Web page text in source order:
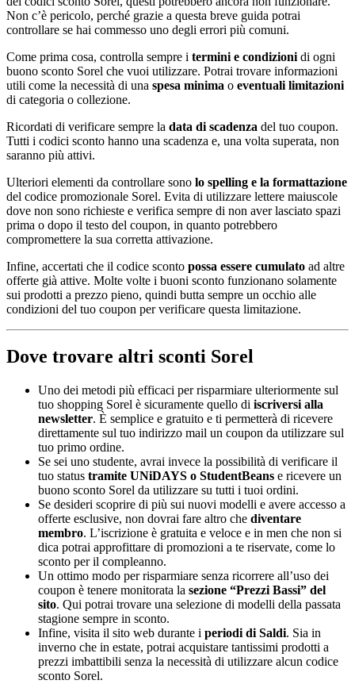
Non c’è pericolo, perché grazie a questa breve guida potrai
controllare se hai commesso uno degli errori più comuni.
Come prima cosa, controlla sempre i termini e condizioni di ogni
buono sconto Sorel che vuoi utilizzare. Potrai trovare informazioni
utili come la necessità di una spesa minima o eventuali limitazioni
di categoria o collezione.
Ricordati di verificare sempre la data di scadenza del tuo coupon.
Tutti i codici sconto hanno una scadenza e, una volta superata, non
saranno più attivi.
Ulteriori elementi da controllare sono lo spelling e la formattazione
del codice promozionale Sorel. Evita di utilizzare lettere maiuscole
dove non sono richieste e verifica sempre di non aver lasciato spazi
prima o dopo il testo del coupon, in quanto potrebbero
compromettere la sua corretta attivazione.
Infine, accertati che il codice sconto possa essere cumulato ad altre
offerte già attive. Molte volte i buoni sconto funzionano solamente
sui prodotti a prezzo pieno, quindi butta sempre un occhio alle
condizioni del tuo coupon per verificare questa limitazione.
Dove trovare altri sconti Sorel
Uno dei metodi più efficaci per risparmiare ulteriormente sul
tuo shopping Sorel è sicuramente quello di iscriversi alla
newsletter. È semplice e gratuito e ti permetterà di ricevere
direttamente sul tuo indirizzo mail un coupon da utilizzare sul
tuo primo ordine.
Se sei uno studente, avrai invece la possibilità di verificare il
tuo status tramite UNiDAYS o StudentBeans e ricevere un
buono sconto Sorel da utilizzare su tutti i tuoi ordini.
Se desideri scoprire di più sui nuovi modelli e avere accesso a
offerte esclusive, non dovrai fare altro che diventare
membro. L’iscrizione è gratuita e veloce e in men che non si
dica potrai approfittare di promozioni a te riservate, come lo
sconto per il compleanno.
Un ottimo modo per risparmiare senza ricorrere all’uso dei
coupon è tenere monitorata la sezione “Prezzi Bassi” del
sito. Qui potrai trovare una selezione di modelli della passata
stagione sempre in sconto.
Infine, visita il sito web durante i periodi di Saldi. Sia in
inverno che in estate, potrai acquistare tantissimi prodotti a
prezzi imbattibili senza la necessità di utilizzare alcun codice
sconto Sorel.